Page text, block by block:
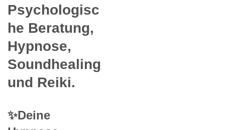
Psychologisc
he Beratung,
Hypnose,
Soundhealing
und Reiki.
✨Deine